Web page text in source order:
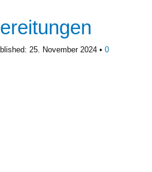
25. November 2024
0